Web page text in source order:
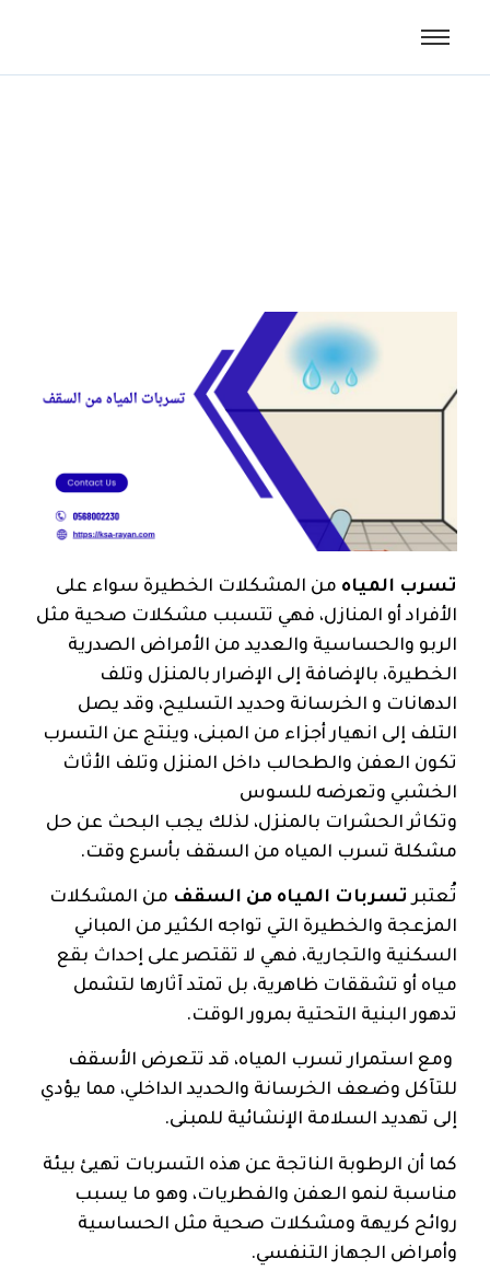
تسرب المياه من المشكلات الخطيرة سواء على
الأفراد أو المنازل، فهي تتسبب مشكلات صحية مثل
الربو والحساسية والعديد من الأمراض الصدرية
الخطيرة، بالإضافة إلى الإضرار بالمنزل وتلف
الدهانات و الخرسانة وحديد التسليح، وقد يصل
التلف إلى انهيار أجزاء من المبنى، وينتج عن التسرب
تكون العفن والطحالب داخل المنزل وتلف الأثاث
الخشبي وتعرضه للسوس
وتكاثر الحشرات بالمنزل، لذلك يجب البحث عن حل
مشكلة تسرب المياه من السقف بأسرع وقت.
تُعتبر تسربات المياه من السقف من المشكلات
المزعجة والخطيرة التي تواجه الكثير من المباني
السكنية والتجارية، فهي لا تقتصر على إحداث بقع
مياه أو تشققات ظاهرية، بل تمتد آثارها لتشمل
تدهور البنية التحتية بمرور الوقت.
ومع استمرار تسرب المياه، قد تتعرض الأسقف
للتآكل وضعف الخرسانة والحديد الداخلي، مما يؤدي
إلى تهديد السلامة الإنشائية للمبنى.
كما أن الرطوبة الناتجة عن هذه التسربات تهيئ بيئة
مناسبة لنمو العفن والفطريات، وهو ما يسبب
روائح كريهة ومشكلات صحية مثل الحساسية
وأمراض الجهاز التنفسي.